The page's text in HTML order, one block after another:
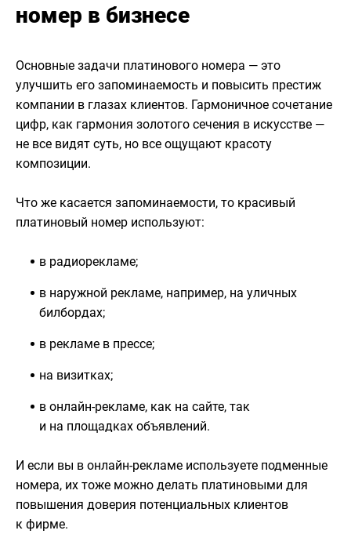
номер в бизнесе
Основные задачи платинового номера — это
улучшить его запоминаемость и повысить престиж
компании в глазах клиентов. Гармоничное сочетание
цифр, как гармония золотого сечения в искусстве —
не все видят суть, но все ощущают красоту
композиции.
Что же касается запоминаемости, то красивый
платиновый номер используют:
в радиорекламе;
в наружной рекламе, например, на уличных
билбордах;
в рекламе в прессе;
на визитках;
в онлайн-рекламе, как на сайте, так
и на площадках объявлений.
И если вы в онлайн-рекламе используете подменные
номера, их тоже можно делать платиновыми для
повышения доверия потенциальных клиентов
к фирме.